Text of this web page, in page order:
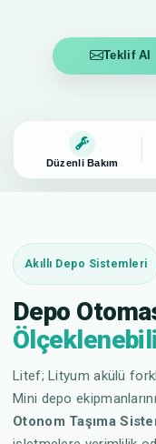
Teklif Al
Düzenli Bakım
Akıllı Depo Sistemleri
Depo
Litef; Lityum akülü
Mini depo
Otonom Taşıma